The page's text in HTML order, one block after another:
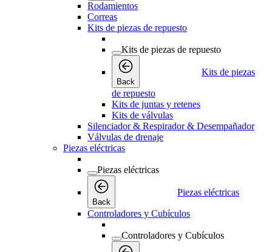
Rodamientos
Correas
Kits de piezas de repuesto
Kits de piezas de repuesto
Back
Kits de piezas
de repuesto
Kits de juntas y retenes
Kits de válvulas
Silenciador & Respirador & Desempañador
Válvulas de drenaje
Piezas eléctricas
Piezas eléctricas
Back
Piezas eléctricas
Controladores y Cubículos
Controladores y Cubículos